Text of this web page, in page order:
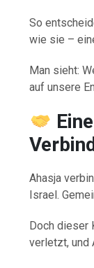
So
wie sie –
Man sieht:
auf unsere
Ahasja
Israel.
Doch dieser
verletzt, und